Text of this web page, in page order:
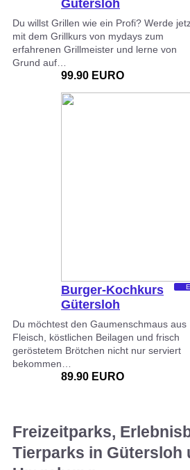
Gütersloh
Du willst Grillen wie ein Profi? Werde
mit dem Grillkurs von mydays zum
erfahrenen Grillmeister und lerne von
Grund auf…
99.90 EURO
Burger-Kochkurs
Gütersloh
Du möchtest den Gaumenschmaus aus
Fleisch, köstlichen Beilagen und frisch
geröstetem Brötchen nicht nur serviert
bekommen…
89.90 EURO
Freizeitparks,
Tierparks in Gütersloh